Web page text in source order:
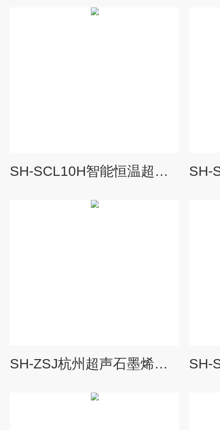
SH-SCL10H智能恒温超声波分散超声剥离石墨烯制备
SH-ZSJ杭州超声石墨烯分散中试机制备装置超声剥离